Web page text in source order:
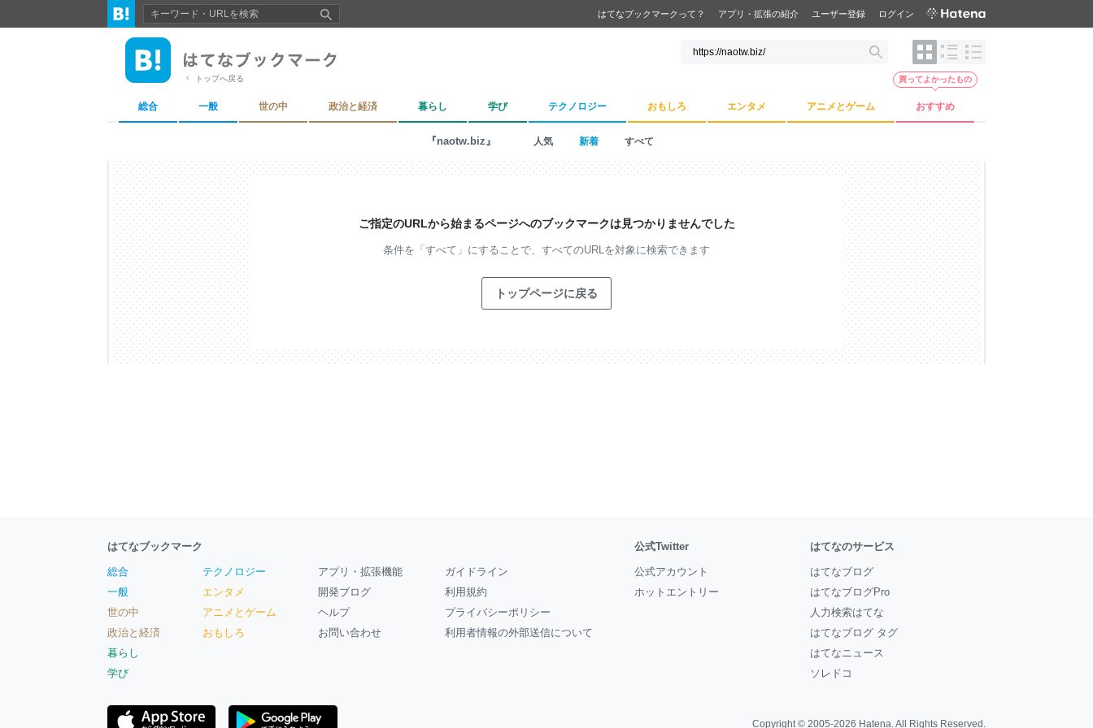
はてなブックマークって？ アプリ・拡張の紹介 ユーザー登録 ログイン
トップへ戻る
総合 一般 世の中 政治と経済 暮らし 学び テクノロジー おもしろ エンタメ アニメとゲーム おすすめ
買ってよかったもの
『naotw.biz』 人気 新着 すべて
ご指定のURLから始まるページへのブックマークは見つかりませんでした
条件を「すべて」にすることで、 すべてのURLを対象に検索できます
トップページに戻る
はてなブックマーク
総合
一般
世の中
政治と経済
暮らし
学び
テクノロジー
エンタメ
アニメとゲーム
おもしろ
アプリ・拡張機能
開発ブログ
ヘルプ
お問い合わせ
ガイドライン
利用規約
プライバシーポリシー
利用者情報の外部送信について
公式Twitter
公式アカウント
ホットエントリー
はてなのサービス
はてなブログ
はてなブログPro
人力検索はてな
はてなブログ タグ
はてなニュース
ソレドコ
Copyright © 2005-2026 Hatena. All Rights Reserved.